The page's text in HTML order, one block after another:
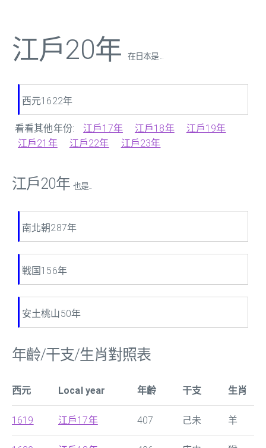
江戶20年 在日本是 ...
西元1622年
看看其他年份: 江戶17年 江戶18年
江戶19年
江戶21年
江戶22年 江戶23年
江戶20年 也是...
南北朝287年
戦国156年
安土桃山50年
年齡/干支/生肖對照表
西元 Local year 年齡 干支 生肖
1619 江戶17年 407 己未 羊